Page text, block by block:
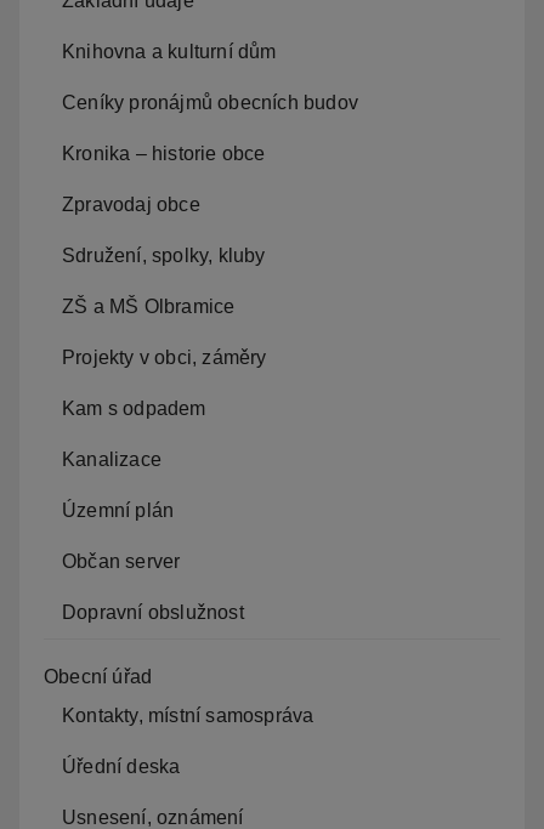
Knihovna a kulturní dům
Ceníky pronájmů obecních budov
Kronika – historie obce
Zpravodaj obce
Sdružení, spolky, kluby
ZŠ a MŠ Olbramice
Projekty v obci, záměry
Kam s odpadem
Kanalizace
Územní plán
Občan server
Dopravní obslužnost
Obecní úřad
Kontakty, místní samospráva
Úřední deska
Usnesení, oznámení